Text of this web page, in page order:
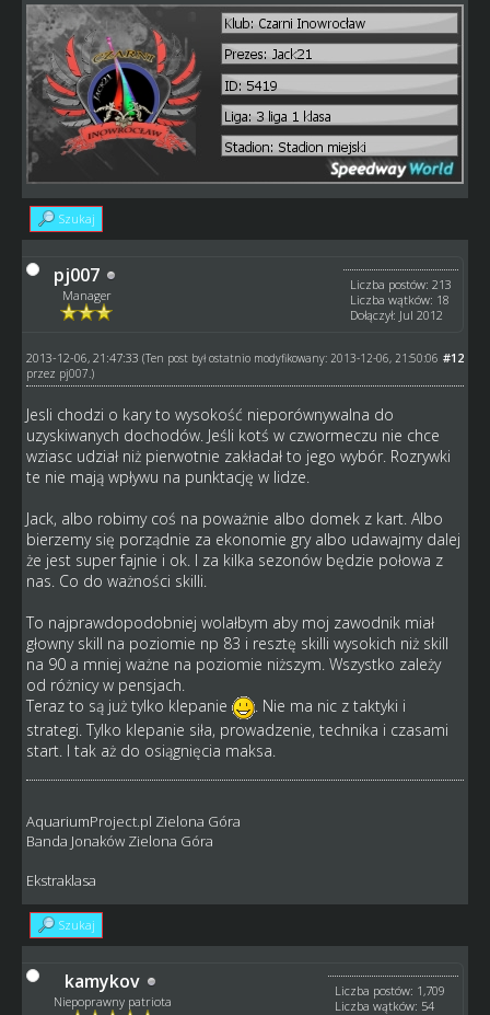
Szukaj
pj007
Manager
Liczba postów: 213
Liczba wątków: 18
Dołączył: Jul 2012
#12
2013-12-06, 21:47:33 (Ten post był ostatnio modyfikowany: 2013-12-06, 21:50:06
przez pj007.)
Jesli chodzi o kary to wysokość nieporównywalna do
uzyskiwanych dochodów. Jeśli kotś w czwormeczu nie chce
wziasc udział niż pierwotnie zakładał to jego wybór. Rozrywki
te nie mają wpływu na punktację w lidze.
Jack, albo robimy coś na poważnie albo domek z kart. Albo
bierzemy się porządnie za ekonomie gry albo udawajmy dalej
że jest super fajnie i ok. I za kilka sezonów będzie połowa z
nas. Co do ważności skilli.
To najprawdopodobniej wolałbym aby moj zawodnik miał
głowny skill na poziomie np 83 i resztę skilli wysokich niż skill
na 90 a mniej ważne na poziomie niższym. Wszystko zależy
od różnicy w pensjach.
Teraz to są już tylko klepanie
. Nie ma nic z taktyki i
strategi. Tylko klepanie siła, prowadzenie, technika i czasami
start. I tak aż do osiągnięcia maksa.
AquariumProject.pl Zielona Góra
Banda Jonaków Zielona Góra
Ekstraklasa
Szukaj
kamykov
Niepoprawny patriota
Liczba postów: 1,709
Liczba wątków: 54